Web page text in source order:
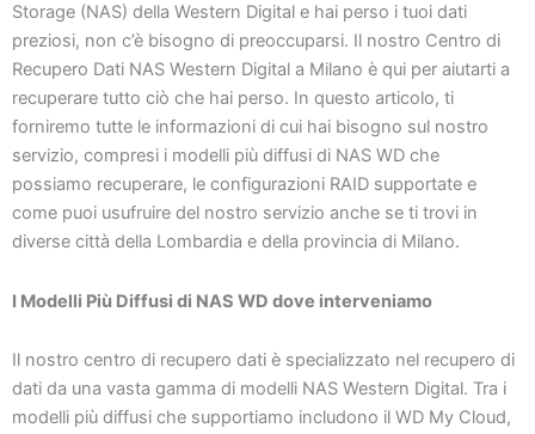
Storage (NAS) della Western Digital e hai perso i tuoi dati
preziosi, non c’è bisogno di preoccuparsi. Il nostro Centro di
Recupero Dati NAS Western Digital a Milano è qui per aiutarti a
recuperare tutto ciò che hai perso. In questo articolo, ti
forniremo tutte le informazioni di cui hai bisogno sul nostro
servizio, compresi i modelli più diffusi di NAS WD che
possiamo recuperare, le configurazioni RAID supportate e
come puoi usufruire del nostro servizio anche se ti trovi in
diverse città della Lombardia e della provincia di Milano.
I Modelli Più Diffusi di NAS WD dove interveniamo
Il nostro centro di recupero dati è specializzato nel recupero di
dati da una vasta gamma di modelli NAS Western Digital. Tra i
modelli più diffusi che supportiamo includono il WD My Cloud,